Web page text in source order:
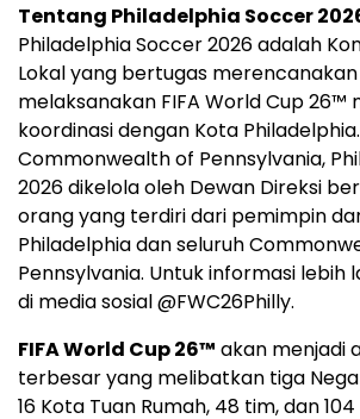
Tentang Philadelphia Soccer
Philadelphia Soccer 2026 adalah
Lokal yang bertugas
melaksanakan FIFA World Cup 26™
koordinasi dengan Kota
Commonwealth of Pennsylvania,
2026 dikelola oleh Dewan Direksi
orang yang terdiri dari pemimpin
Philadelphia dan seluruh
Pennsylvania. Untuk informasi lebih
di media sosial @FWC26Philly.
FIFA World Cup 26™ akan menjadi
terbesar yang melibatkan tiga
16 Kota Tuan Rumah, 48 tim, dan